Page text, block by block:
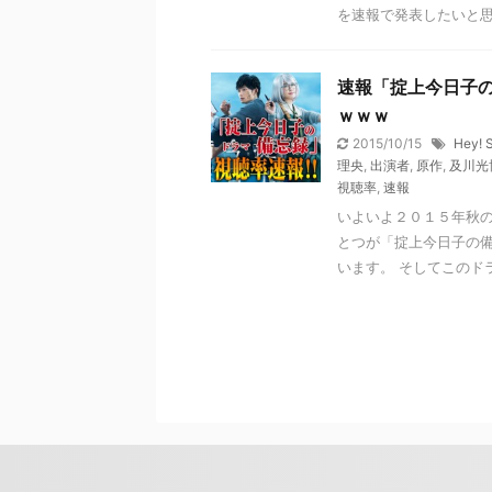
を速報で発表したいと
速報「掟上今日子
ｗｗｗ
2015/10/15
Hey!
理央, 出演者, 原作, 及川光
視聴率, 速報
いよいよ２０１５年秋
とつが「掟上今日子の
います。 そしてこのド